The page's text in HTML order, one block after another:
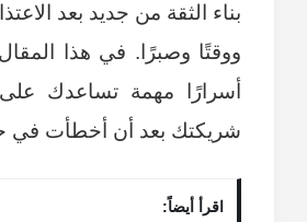
بناء الثقة من جديد بعد
ووقتًا وصبرًا. في هذا
أسرارًا مهمة تساعدك
شريكتك بعد أن أخطأت في
اقرأ أيضاً: